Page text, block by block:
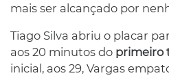
mais ser alcançado por
Tiago Silva abriu o placar
aos 20 minutos do primeiro
inicial, aos 29, Vargas